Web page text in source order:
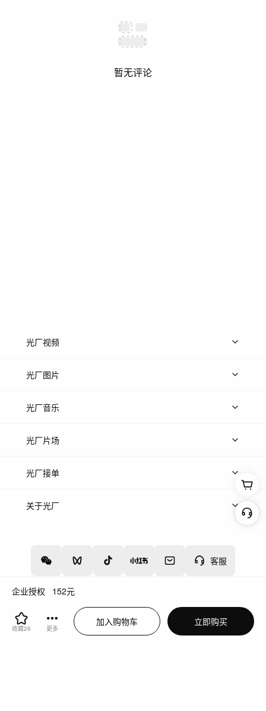
企业授权 152元
收藏26 更多
加入购物车 立即购买
暂无评论
客服
光厂视频
上传视频
光厂图片
上传图片
光厂音乐
热门音乐
光厂片场
上传案例
光厂接单
上架服务
关于光厂
增值电信业务经营许可证：川B2-20160192
蜀ICP备12020238号-4
川公网安备51019002000262
违法和不良信息举报中心